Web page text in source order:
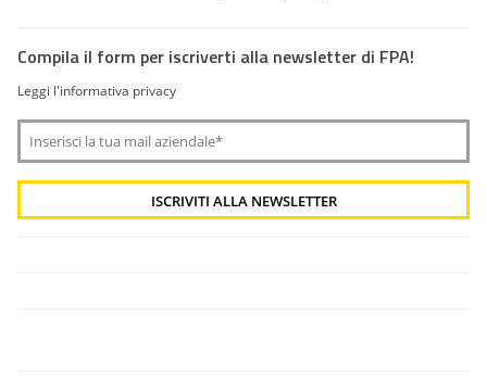
Compila il form per iscriverti alla newsletter di FPA!
Leggi l'informativa privacy